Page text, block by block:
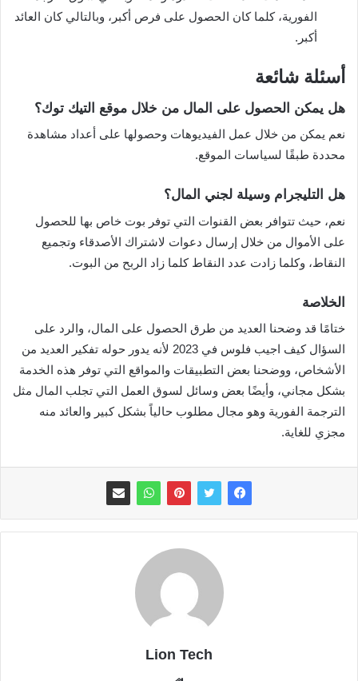
الفورية، كلما كان الحصول على فرص أكبر، وبالتالي كان العائد
أكبر.
أسئلة شائعة
هل يمكن الحصول على المال من خلال موقع التيك توك؟
نعم يمكن من خلال عمل الفيديوهات وحصولها على أعداد مشاهدة
محددة طبقًا لسياسات الموقع.
هل التليجرام وسيلة لجني المال؟
نعم، حيث تتوافر بعض القنوات التي توفر بوت خاص بها للحصول
على الأموال من خلال إرسال دعوات لاشتراك الأصدقاء وتجميع
النقاط، وكلما زادت عدد النقاط كلما زاد الربح من البوت.
الخلاصة
ختامًا قد وضحنا العديد من طرق الحصول على المال، والرد على
السؤال كيف اجيب فلوس في 2023 لأنه يدور حوله تفكير العديد من
الأشخاص، ووضحنا بعض التطبيقات والمواقع التي توفر هذه الخدمة
بشكل مجاني، وأيضًا بعض وسائل لسوق العمل التي تجلب المال مثل
الترجمة الفورية وهو مجال مطلوب حالياً بشكل كبير والعائد منه
مجزي للغاية.
Lion Tech